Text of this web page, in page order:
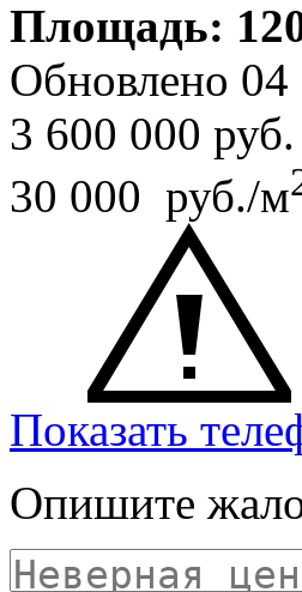
Площадь:
Обновлено
3 600 000 руб.
30 000 руб./м
Показать
Опишите